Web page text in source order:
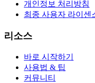
개인정보 처리방침
최종 사용자 라이센
리소스
바로 시작하기
사용법 & 팁
커뮤니티